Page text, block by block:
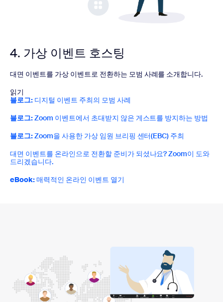
4. 가상 이벤트 호스팅
대면 이벤트를 가상 이벤트로 전환하는 모범 사례를 소개합니다.
읽기
블로그:디지털 이벤트 주최의 모범 사례
블로그:Zoom 이벤트에서 초대받지 않은 게스트를 방지하는 방법
블로그:Zoom을 사용한 가상 임원 브리핑 센터(EBC) 주최
대면 이벤트를 온라인으로 전환할 준비가 되셨나요? Zoom이 도와
드리겠습니다.
eBook:매력적인 온라인 이벤트 열기